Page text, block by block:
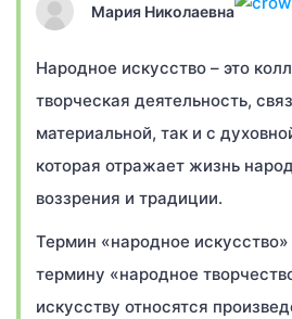
Мария Николаевна
Народное искусство – это
творческая деятельность,
материальной, так и с
которая отражает жизнь
воззрения и традиции.
Термин «народное
термину «народное
искусству относятся